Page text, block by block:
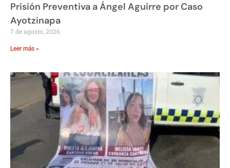
Prisión Preventiva a Ángel Aguirre por Caso
Ayotzinapa
7 de agosto, 2026
Leer más »